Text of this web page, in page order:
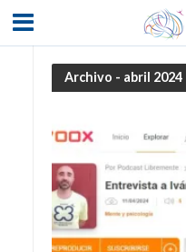
Archivo - abril 2024